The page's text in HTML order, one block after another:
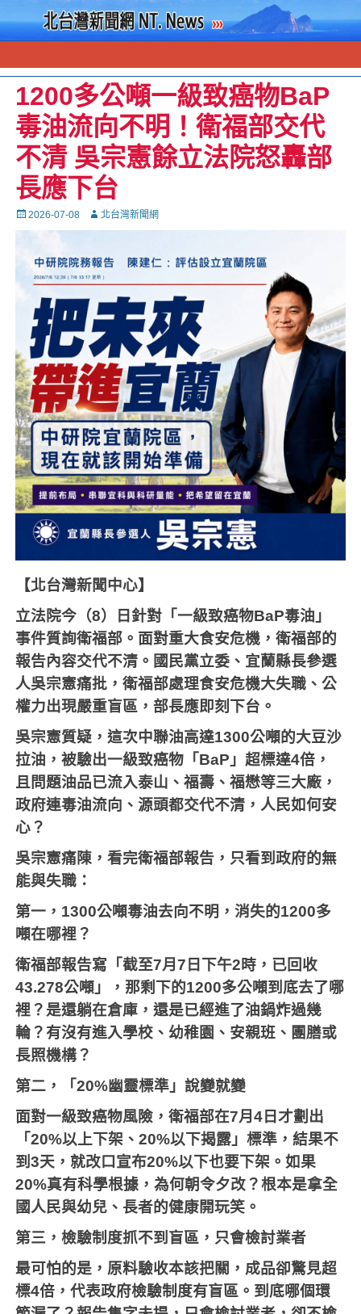
1200多公噸一級致癌物BaP
毒油流向不明！衛福部交代
不清 吳宗憲餘立法院怒轟部
長應下台
Posted
on
2026-07-08 Autor北台灣新聞網
【北台灣新聞中心】
立法院今（8）日針對「一級致癌物BaP毒油」
事件質詢衛福部。面對重大食安危機，衛福部的
報告內容交代不清。國民黨立委、宜蘭縣長參選
人吳宗憲痛批，衛福部處理食安危機大失職、公
權力出現嚴重盲區，部長應即刻下台。
吳宗憲質疑，這次中聯油高達1300公噸的大豆沙
拉油，被驗出一級致癌物「BaP」超標達4倍，
且問題油品已流入泰山、福壽、福懋等三大廠，
政府連毒油流向、源頭都交代不清，人民如何安
心？
吳宗憲痛陳，看完衛福部報告，只看到政府的無
能與失職：
第一，1300公噸毒油去向不明，消失的1200多
噸在哪裡？
衛福部報告寫「截至7月7日下午2時，已回收
43.278公噸」，那剩下的1200多公噸到底去了哪
裡？是還躺在倉庫，還是已經進了油鍋炸過幾
輪？有沒有進入學校、幼稚園、安親班、團膳或
長照機構？
第二，「20%幽靈標準」說變就變
面對一級致癌物風險，衛福部在7月4日才劃出
「20%以上下架、20%以下揭露」標準，結果不
到3天，就改口宣布20%以下也要下架。如果
20%真有科學根據，為何朝令夕改？根本是拿全
國人民與幼兒、長者的健康開玩笑。
第三，檢驗制度抓不到盲區，只會檢討業者
最可怕的是，原料驗收本該把關，成品卻驚見超
標4倍，代表政府檢驗制度有盲區。到底哪個環